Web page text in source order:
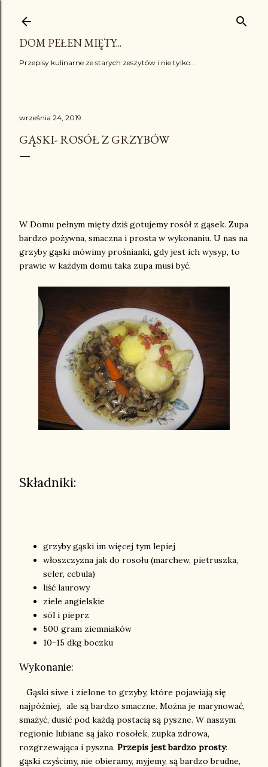
DOM PEŁEN MIĘTY...
Przepisy kulinarne ze starych zeszytów i nie tylko...
września 24, 2019
GĄSKI- ROSÓŁ Z GRZYBÓW
W Domu pełnym mięty dziś gotujemy rosół z gąsek. Zupa
bardzo pożywna, smaczna i prosta w wykonaniu. U nas na
grzyby gąski mówimy prośnianki, gdy jest ich wysyp, to
prawie w każdym domu taka zupa musi być.
Składniki:
grzyby gąski im więcej tym lepiej
włoszczyzna jak do rosołu (marchew, pietruszka,
seler, cebula)
liść laurowy
ziele angielskie
sól i pieprz
500 gram ziemniaków
10-15 dkg boczku
Wykonanie:
Gąski siwe i zielone to grzyby, które pojawiają się
najpóźniej, ale są bardzo smaczne. Można je marynować,
smażyć, dusić pod każdą postacią są pyszne. W naszym
regionie lubiane są jako rosołek, zupka zdrowa,
rozgrzewająca i pyszna. Przepis jest bardzo prosty:
gąski czyścimy, nie obieramy, myjemy, są bardzo brudne,